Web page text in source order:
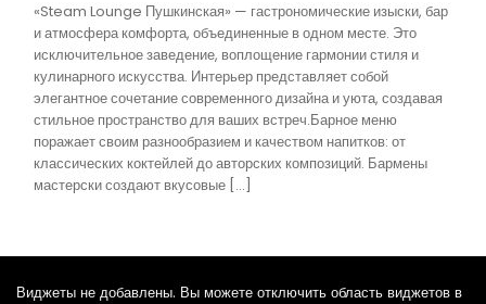
«Steam Lounge Пушкинская» — гастрономические изыски, бар
и атмосфера комфорта, объединенные в одном месте. Это
исключительное заведение, воплощение гармонии стиля и
кулинарного искусства. Интерьер представляет собой
элегантное сочетание современного дизайна и уюта, создавая
стильное пространство для ваших встреч.Барное меню
поражает своим разнообразием и качеством напитков: от
классических коктейлей до авторских композиций. Бармены
мастерски создают вкусовые […]
Виджеты не добавлены. Вы можете отключить область виджетов в